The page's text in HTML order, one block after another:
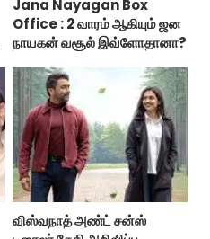
Jana Nayagan Box
Office : 2 வாரம் ஆகியும் ஜன
நாயகன் வசூல் இவ்ளோதானா?
விஸ்வநாத் அண்ட் சன்ஸ்